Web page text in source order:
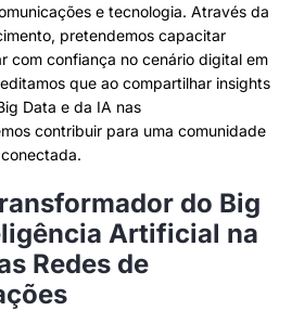
e tecnologia. Através da
pretendemos capacitar
com confiança no cenário digital em
que ao compartilhar insights
Data e da IA nas
contribuir para uma comunidade
do Big
Artificial na
Redes de